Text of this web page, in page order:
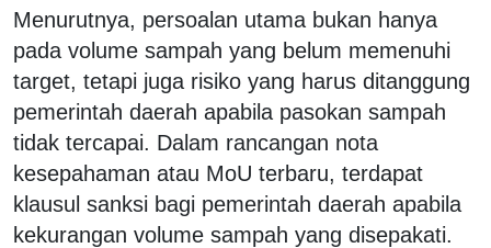
Menurutnya, persoalan utama bukan hanya
pada volume sampah yang belum memenuhi
target, tetapi juga risiko yang harus ditanggung
pemerintah daerah apabila pasokan sampah
tidak tercapai. Dalam rancangan nota
kesepahaman atau MoU terbaru, terdapat
klausul sanksi bagi pemerintah daerah apabila
kekurangan volume sampah yang disepakati.